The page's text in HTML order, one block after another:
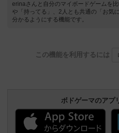
erinaさんと自分のマイボードゲームを
や「持ってる」、2人とも共通の「お気
分かるようにする機能です。
この機能を利用するには
ボドゲーマのアプ